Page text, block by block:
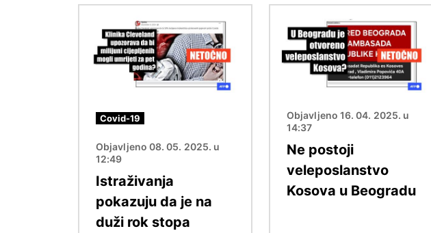
Covid-19
Objavljeno 08. 05. 2025. u
12:49
Istraživanja
pokazuju da je na
duži rok stopa
Objavljeno 16. 04. 2025. u
14:37
Ne postoji
veleposlanstvo
Kosova u Beogradu